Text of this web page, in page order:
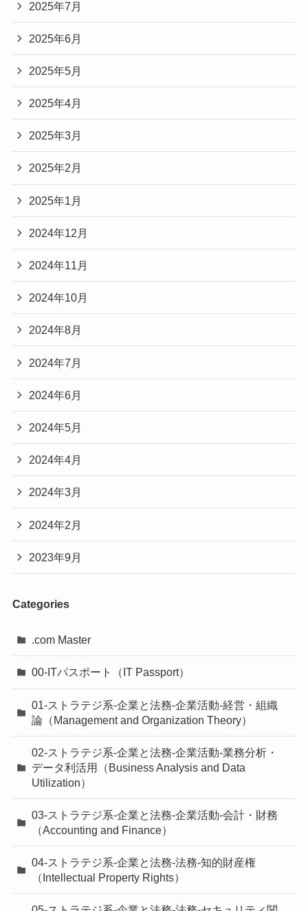
2025年7月
2025年6月
2025年5月
2025年4月
2025年3月
2025年2月
2025年1月
2024年12月
2024年11月
2024年10月
2024年8月
2024年7月
2024年6月
2024年5月
2024年4月
2024年3月
2024年2月
2023年9月
Categories
.com Master
00-ITパスポート（IT Passport）
01-ストラテジ系-企業と法務-企業活動-経営・組織
論（Management and Organization Theory）
02-ストラテジ系-企業と法務-企業活動-業務分析・
データ利活用（Business Analysis and Data
Utilization）
03-ストラテジ系-企業と法務-企業活動-会計・財務
（Accounting and Finance）
04-ストラテジ系-企業と法務-法務-知的財産権
（Intellectual Property Rights）